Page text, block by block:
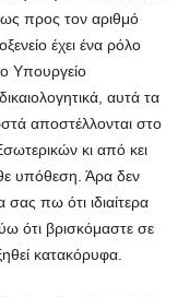
ως προς τον αριθμό
έχει ένα ρόλο
Υπουργείο
αυτά τα
αποστέλλονται στο
κι από κει
υπόθεση. Άρα δεν
πω ότι ιδιαίτερα
ότι βρισκόμαστε σε
κατακόρυφα.